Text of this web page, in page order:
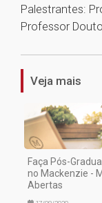
Palestrantes:
Professor
Veja mais
Faça Pós-
no Mackenzie -
Abertas